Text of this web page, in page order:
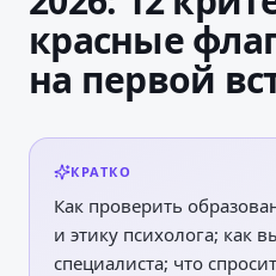
красные
на первой
КРАТКО
Как проверить
и этику психолога; как
специалиста; что